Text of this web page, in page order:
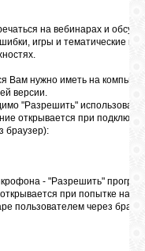
на вебинарах и
игры и тематические
Вам нужно иметь на
версии.
"Разрешить" использовать
открывается при
браузер):
- "Разрешить"
при попытке
пользователем через